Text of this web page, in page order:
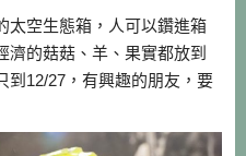
太空生態箱，人可以鑽進箱
濟的菇菇、羊、果實都放到
到12/27，有興趣的朋友，要